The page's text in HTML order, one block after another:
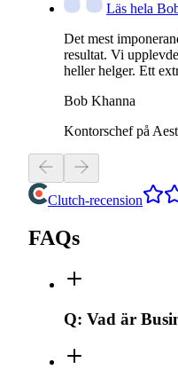
Läs hela
Det mest
resultat. Vi
heller helger. Ett
Bob Khanna
Kontorschef på
Clutch-recension
FAQs
Q: Vad är